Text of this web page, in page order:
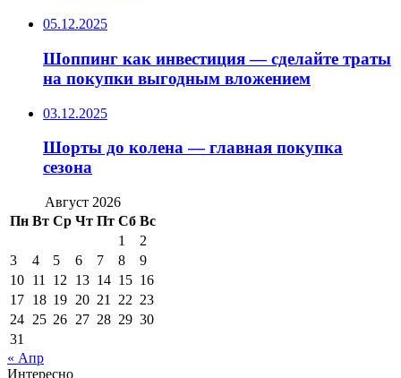
05.12.2025
Шоппинг как инвестиция — сделайте траты
на покупки выгодным вложением
03.12.2025
Шорты до колена — главная покупка
сезона
Август 2026
Пн Вт Ср Чт Пт Сб Вс
1
2
3
4 5 6 7 8
9
10 11 12 13 14 15 16
17 18 19 20 21 22 23
24 25 26 27 28 29 30
31
« Апр
Интересно